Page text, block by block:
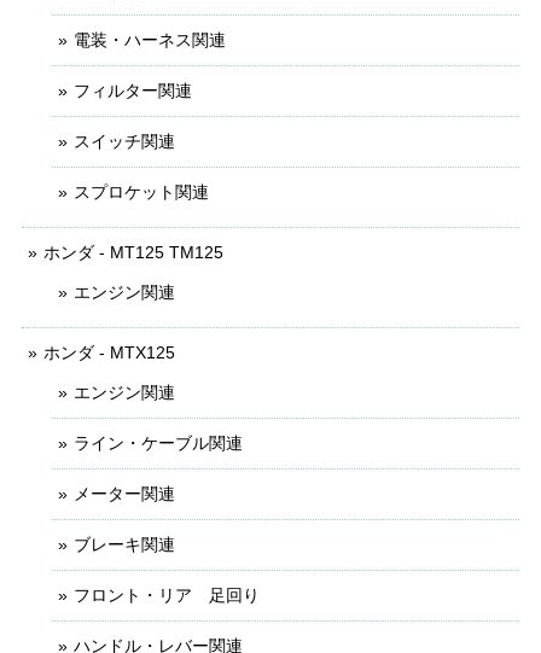
電装・ハーネス関連
フィルター関連
スイッチ関連
スプロケット関連
ホンダ - MT125 TM125
エンジン関連
ホンダ - MTX125
エンジン関連
ライン・ケーブル関連
メーター関連
ブレーキ関連
フロント・リア 足回り
ハンドル・レバー関連